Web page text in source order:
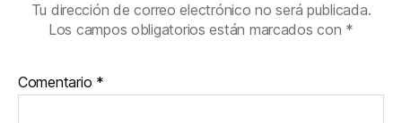
Tu dirección de correo electrónico no será publicada.
Los campos obligatorios están marcados con *
Comentario *